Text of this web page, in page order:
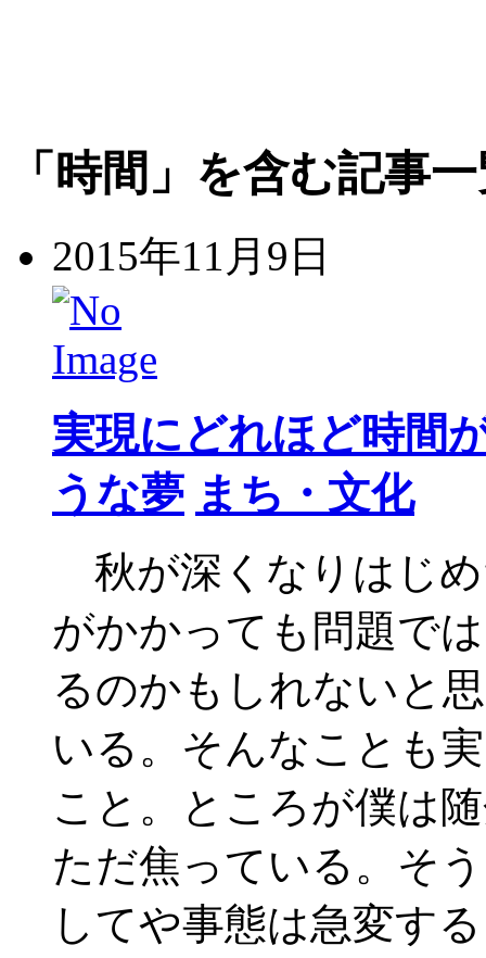
「時間」を含む記事
2015年11月9日
実現にどれほど時間
うな夢 まち・文化
秋が深くなりはじ
がかかっても問題で
るのかもしれないと
いる。そんなことも
こと。ところが僕は
ただ焦っている。そ
してや事態は急変す